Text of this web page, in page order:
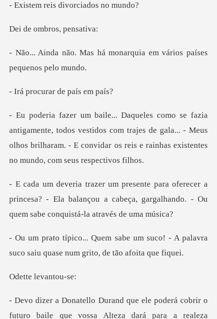
is divorciad
mbros, p
á monarquia em vários paí
urar de pa
dos vestidos com trajes de gala... - Meus
olhos brilharam. - E convid
r a
princesa? - Ela balançou a cabeça, gargalhando.
m suco! - A palavra
suco saiu quase
levan
á cobrir o
futuro baile que vossa Alteza dará